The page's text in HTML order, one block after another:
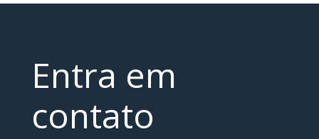
Entra em
contato